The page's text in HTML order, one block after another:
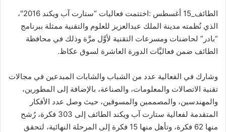
الطائف_15 أغسطس :اختتمت فعاليات “ستارت آب ويكند 2016″،
الذي نُظمته مدينة الملك عبدالعزيز للعلوم والتقنية ممثلة ببرنامج
“بادر” لحاضنات ومسرعات التقنية لأوَّل مرَّة وذلك في محافظة
الطائف ضمن فعاليَّات الدورة العاشرة لسوق عكاظ.
وشارك في الفعالية عدد من الشباب والشابات المبدعين في مجالات
تقنية الاتصالات والمعلومات، والصناعة، بالإضافة إلى المطورين،
والمهندسين، والمصممين والمسوقين، حيث وصل عدد الأفكار
المتقدمة لفعالية ستارت آب ويكند الطائف إلى 303 فكرة، رُشح
منها 62 فكرة، وتأهل منها 15 فكرة إلى المرحلة النهائية، لتحقق